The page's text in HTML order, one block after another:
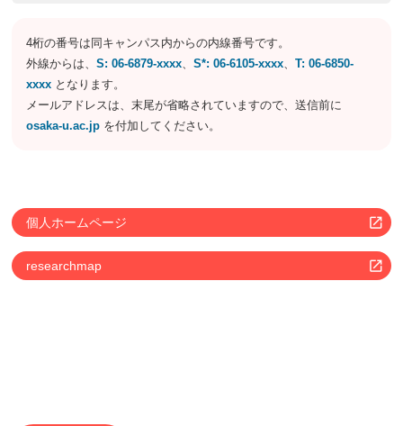
4桁の番号は同キャンパス内からの内線番号です。
外線からは、S: 06-6879-xxxx、S*: 06-6105-xxxx、T: 06-6850-
xxxx となります。
メールアドレスは、末尾が省略されていますので、送信前に
osaka-u.ac.jp を付加してください。
個人ホームページ
researchmap